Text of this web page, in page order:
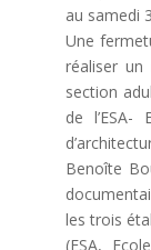
au samedi
Une
réaliser
section
de l’ESA-
Benoîte
les trois
(ESA,